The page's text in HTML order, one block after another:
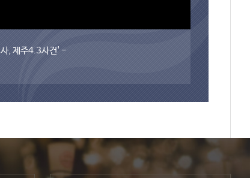
사, 제주4.3사건' -